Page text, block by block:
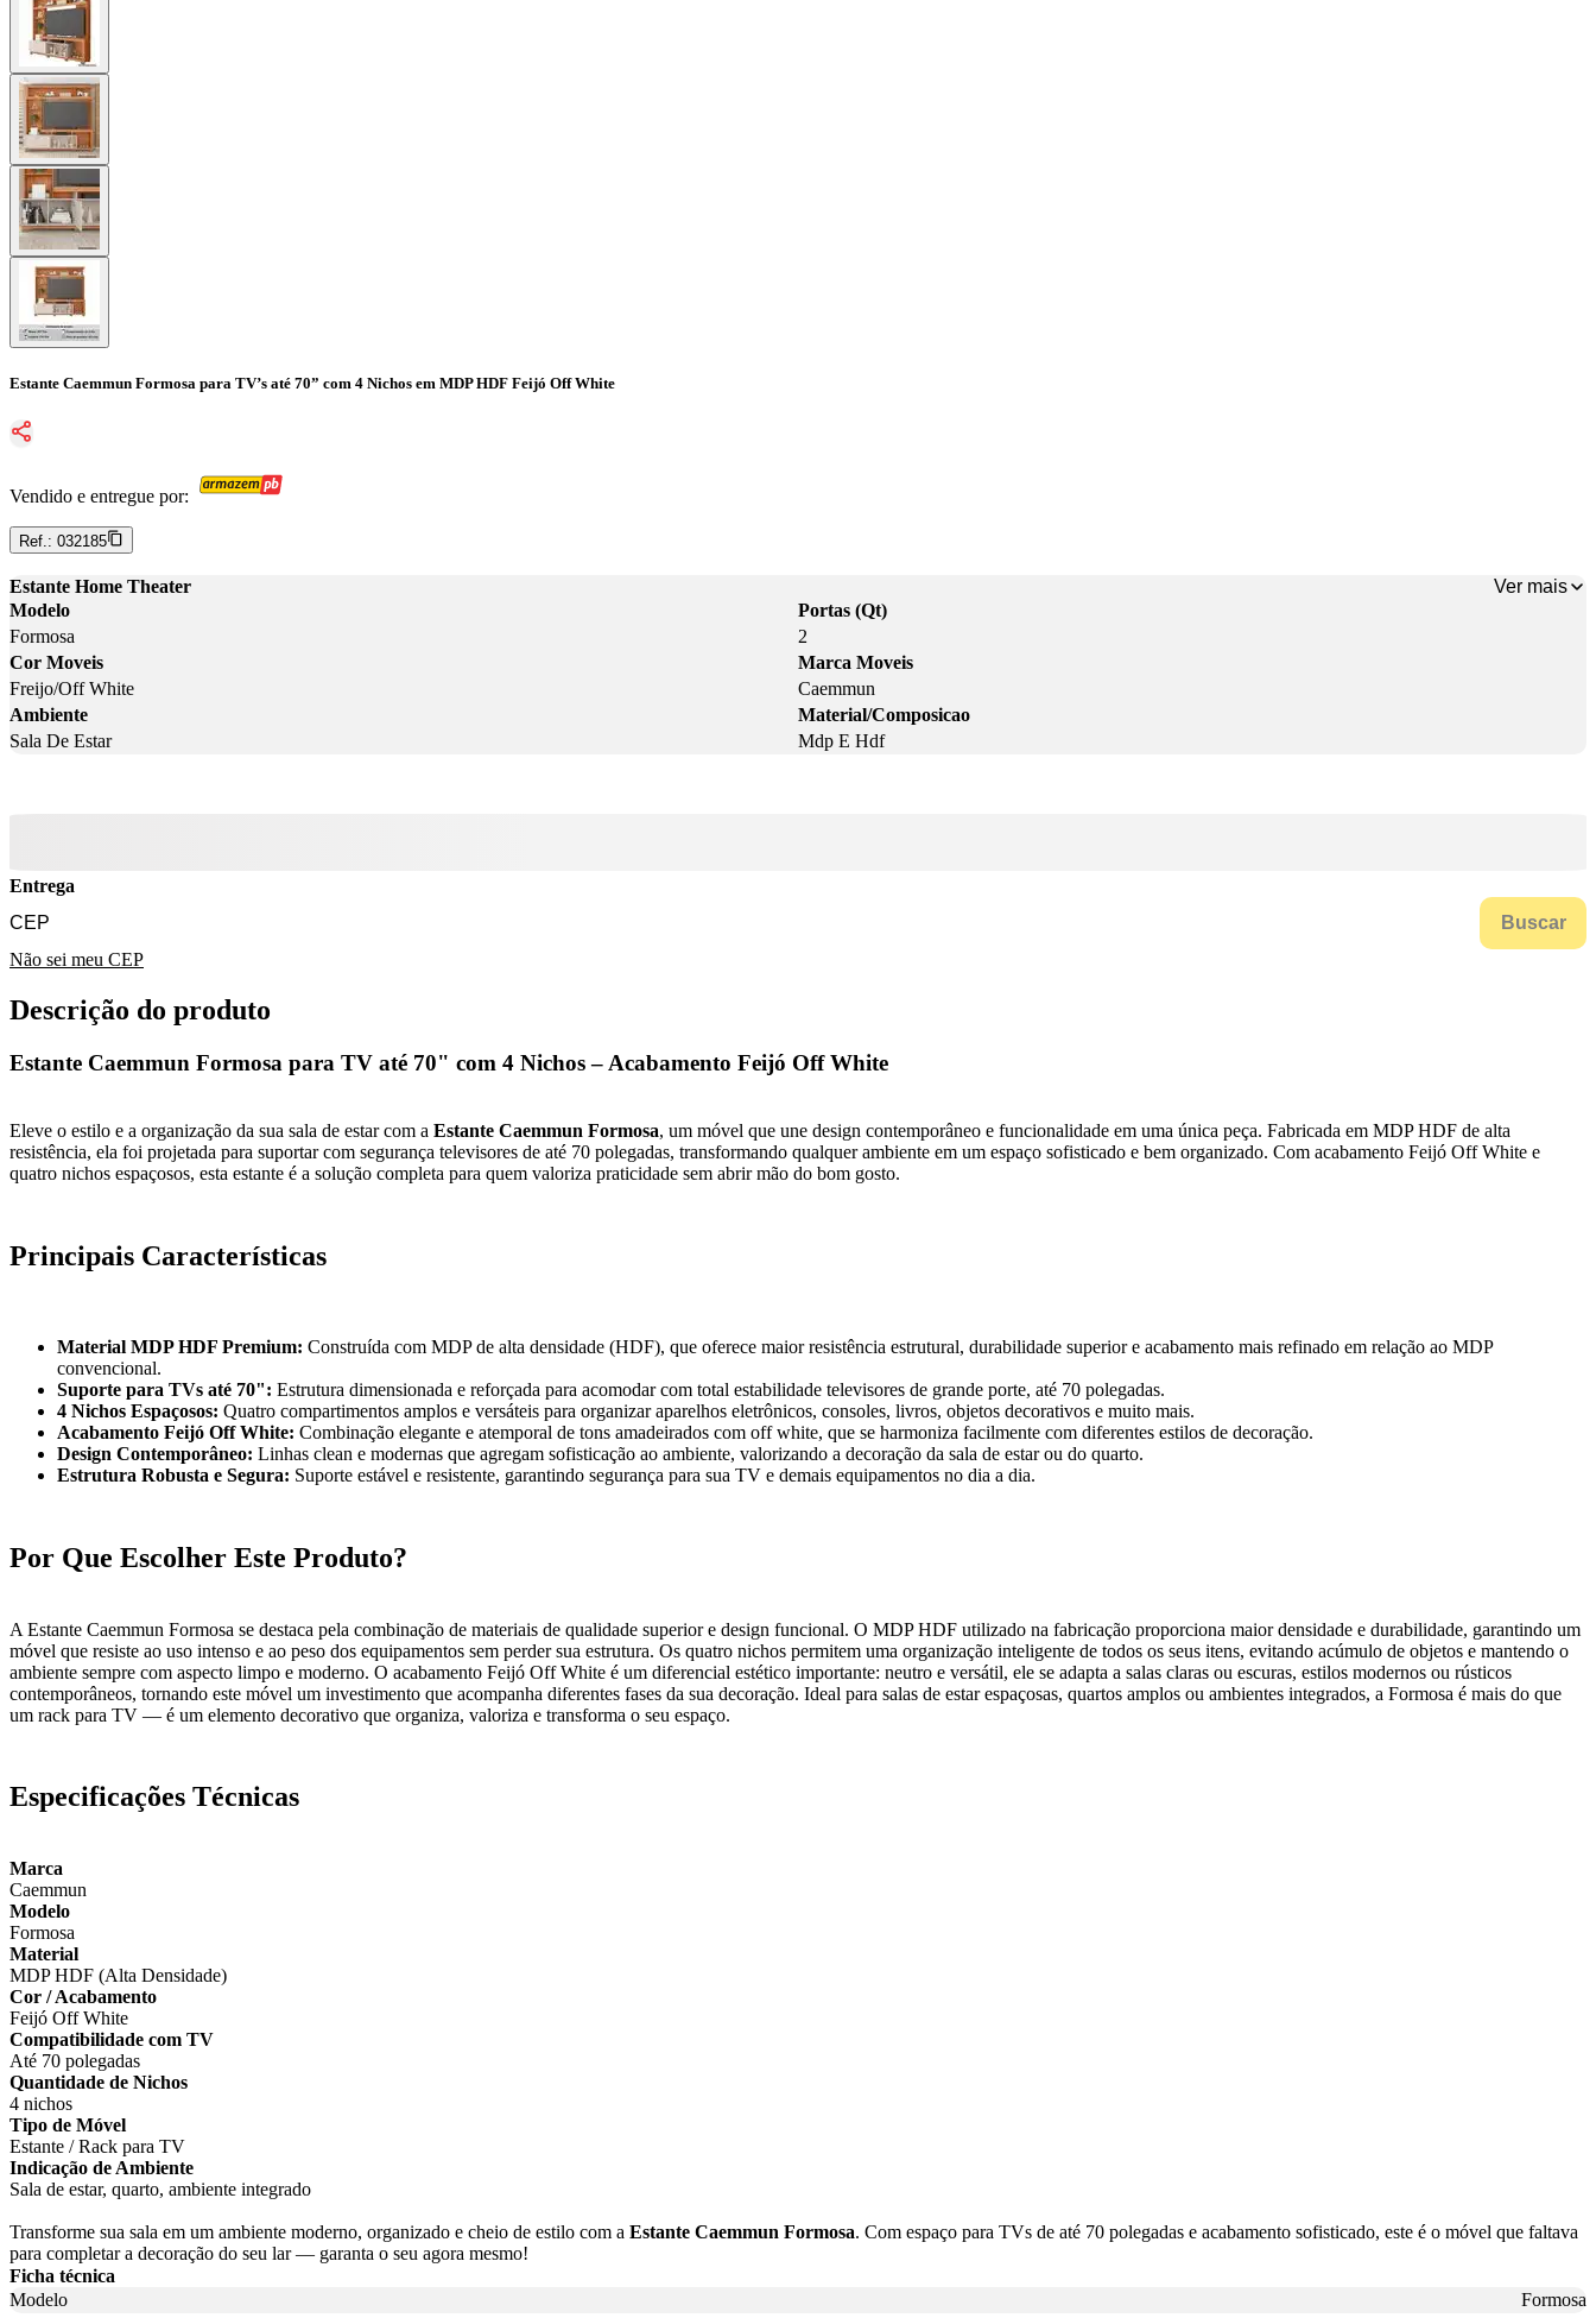
Estante Caemmun Formosa para TV’s até 70” com 4 Nichos em MDP HDF Feijó Off White
Vendido e entregue por:
Ref.: 032185
Estante Home Theater
Ver mais
Modelo
Formosa
Portas (Qt)
2
Cor Moveis
Freijo/Off White
Marca Moveis
Caemmun
Ambiente
Sala De Estar
Material/Composicao
Mdp E Hdf
Entrega
Buscar
Não sei meu CEP
Descrição do produto
Estante Caemmun Formosa para TV até 70" com 4 Nichos – Acabamento Feijó Off White
Eleve o estilo e a organização da sua sala de estar com a Estante Caemmun Formosa, um móvel que une design contemporâneo e funcionalidade em uma única peça. Fabricada em MDP HDF de alta
resistência, ela foi projetada para suportar com segurança televisores de até 70 polegadas, transformando qualquer ambiente em um espaço sofisticado e bem organizado. Com acabamento Feijó Off White e
quatro nichos espaçosos, esta estante é a solução completa para quem valoriza praticidade sem abrir mão do bom gosto.
Principais Características
Material MDP HDF Premium: Construída com MDP de alta densidade (HDF), que oferece maior resistência estrutural, durabilidade superior e acabamento mais refinado em relação ao MDP
convencional.
Suporte para TVs até 70": Estrutura dimensionada e reforçada para acomodar com total estabilidade televisores de grande porte, até 70 polegadas.
4 Nichos Espaçosos: Quatro compartimentos amplos e versáteis para organizar aparelhos eletrônicos, consoles, livros, objetos decorativos e muito mais.
Acabamento Feijó Off White: Combinação elegante e atemporal de tons amadeirados com off white, que se harmoniza facilmente com diferentes estilos de decoração.
Design Contemporâneo: Linhas clean e modernas que agregam sofisticação ao ambiente, valorizando a decoração da sala de estar ou do quarto.
Estrutura Robusta e Segura: Suporte estável e resistente, garantindo segurança para sua TV e demais equipamentos no dia a dia.
Por Que Escolher Este Produto?
A Estante Caemmun Formosa se destaca pela combinação de materiais de qualidade superior e design funcional. O MDP HDF utilizado na fabricação proporciona maior densidade e durabilidade, garantindo um
móvel que resiste ao uso intenso e ao peso dos equipamentos sem perder sua estrutura. Os quatro nichos permitem uma organização inteligente de todos os seus itens, evitando acúmulo de objetos e mantendo o
ambiente sempre com aspecto limpo e moderno. O acabamento Feijó Off White é um diferencial estético importante: neutro e versátil, ele se adapta a salas claras ou escuras, estilos modernos ou rústicos
contemporâneos, tornando este móvel um investimento que acompanha diferentes fases da sua decoração. Ideal para salas de estar espaçosas, quartos amplos ou ambientes integrados, a Formosa é mais do que
um rack para TV — é um elemento decorativo que organiza, valoriza e transforma o seu espaço.
Especificações Técnicas
Marca
Caemmun
Modelo
Formosa
Material
MDP HDF (Alta Densidade)
Cor / Acabamento
Feijó Off White
Compatibilidade com TV
Até 70 polegadas
Quantidade de Nichos
4 nichos
Tipo de Móvel
Estante / Rack para TV
Indicação de Ambiente
Sala de estar, quarto, ambiente integrado
Transforme sua sala em um ambiente moderno, organizado e cheio de estilo com a Estante Caemmun Formosa. Com espaço para TVs de até 70 polegadas e acabamento sofisticado, este é o móvel que faltava
para completar a decoração do seu lar — garanta o seu agora mesmo!
Ficha técnica
Modelo
Formosa